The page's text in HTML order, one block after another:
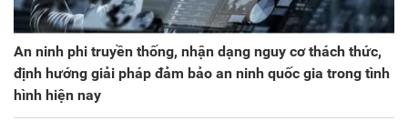
An ninh phi truyền thống, nhận dạng nguy cơ thách thức,
định hướng giải pháp đảm bảo an ninh quốc gia trong tình
hình hiện nay